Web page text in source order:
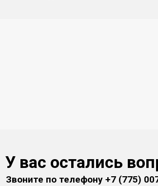
У вас остались
Звоните по телефону+7 (775)